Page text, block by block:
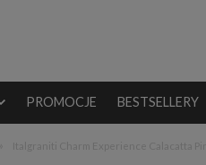
PROMOCJE BESTSELLERY